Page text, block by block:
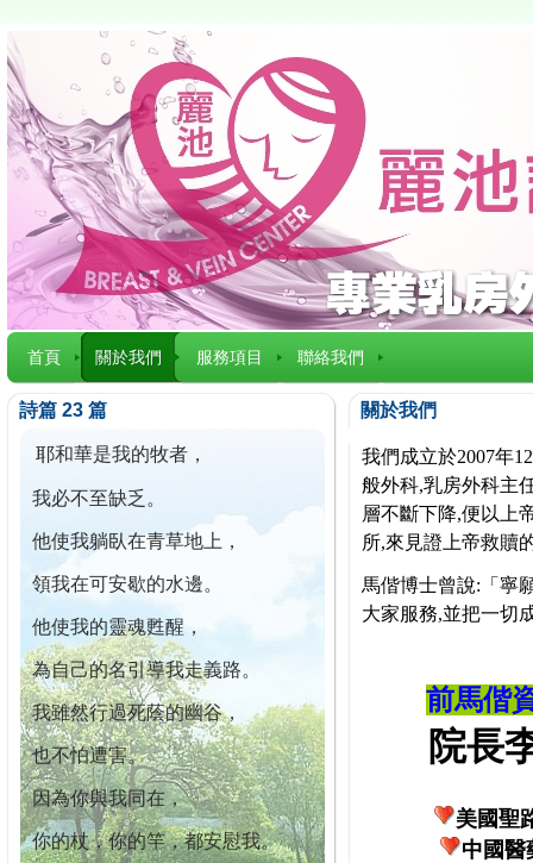
首頁 關於我們 服務項目 聯絡我們
詩篇 23 篇
耶和華是我的牧者，
我必不至缺乏。
他使我躺臥在青草地上，
領我在可安歇的水邊。
他使我的靈魂甦醒，
為自己的名引導我走義路。
我雖然行過死蔭的幽谷，
也不怕遭害。
因為你與我同在，
你的杖，你的竿，都安慰我。
關於我們
我們成立於2007年
般外科,乳房外科主
層不斷下降,便以上
所,來見證上帝救贖
馬偕博士曾說:「寧
大家服務,並把一切
前馬偕
院長李
美國聖
中國醫